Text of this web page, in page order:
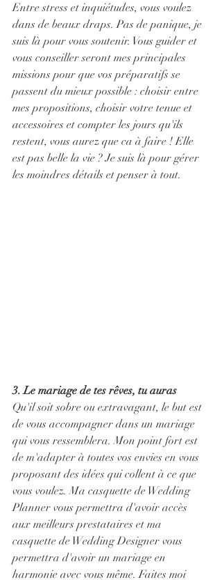
Entre stress et inquiétudes, vous voulez
dans de beaux draps. Pas de panique, je
suis là pour vous soutenir. Vous guider et
vous conseiller seront mes principales
missions pour que vos préparatifs se
passent du mieux possible : choisir entre
mes propositions, choisir votre tenue et
accessoires et compter les jours qu'ils
restent, vous aurez que ca à faire ! Elle
est pas belle la vie ? Je suis là pour gérer
les moindres détails et penser à tout.
3. Le mariage de tes rêves, tu auras
Qu'il soit sobre ou extravagant, le but est
de vous accompagner dans un mariage
qui vous ressemblera. Mon point fort est
de m'adapter à toutes vos envies en vous
proposant des idées qui collent à ce que
vous voulez. Ma casquette de Wedding
Planner vous permettra d'avoir accès
aux meilleurs prestataires et ma
casquette de Wedding Designer vous
permettra d'avoir un mariage en
harmonie avec vous même. Faites moi